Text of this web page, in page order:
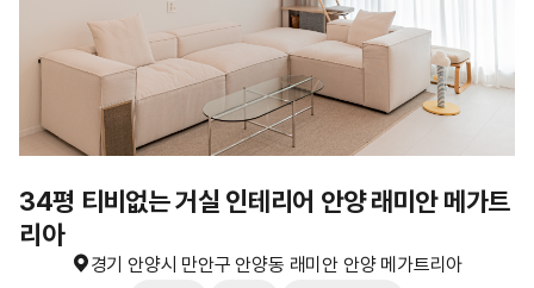
34평 티비없는 거실 인테리어 안양 래미안 메가트
리아
경기 안양시 만안구 안양동 래미안 안양 메가트리아